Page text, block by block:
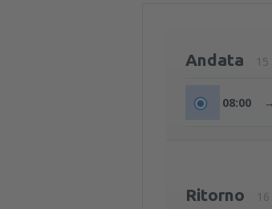
Andata
08:00 →
Ritorno